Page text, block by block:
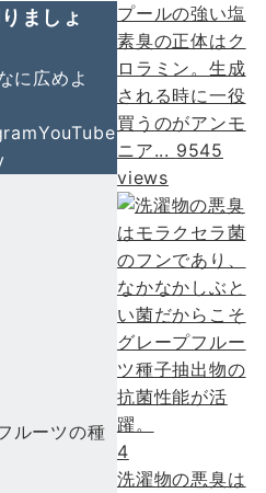
ましょ
に広めよ
YouTube
ルーツの種
プールの強い塩
素臭の正体はク
ロラミン。生成
される時に一役
買うのがアンモ
ニア... 9545
views
4
洗濯物の悪臭は